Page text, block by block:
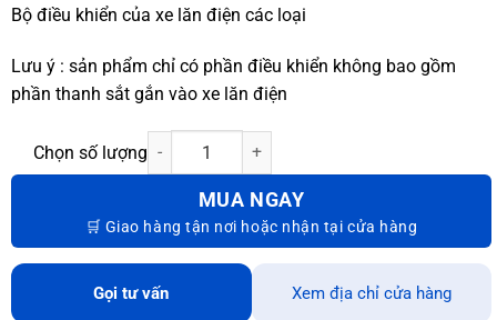
Bộ điều khiển của xe lăn điện các loại
Lưu ý : sản phẩm chỉ có phần điều khiển không bao gồm
phần thanh sắt gắn vào xe lăn điện
MUA NGAY
Gọi tư vấn Xem địa chỉ cửa hàng